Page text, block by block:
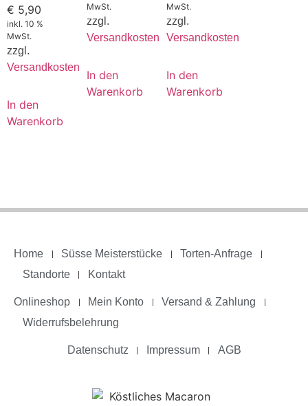
€ 5,90
inkl. 10 %
MwSt.
zzgl.
Versandkosten
In den
Warenkorb
MwSt.
zzgl.
Versandkosten
In den
Warenkorb
MwSt.
zzgl.
Versandkosten
In den
Warenkorb
Home Süsse Meisterstücke
Torten-Anfrage
Standorte
Kontakt
Onlineshop Mein Konto
Versand & Zahlung
Widerrufsbelehrung
Datenschutz Impressum AGB